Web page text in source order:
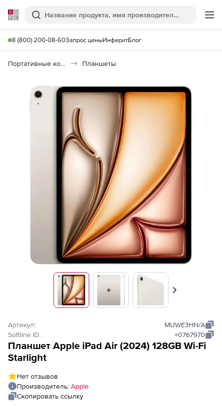
Softline
Поиск
8 (800) 200-08-60Запрос ценыИнферитБлог
Портативные компьютеры Планшеты
Вперед
Артикул:
MUWE3HN/A
Softline ID:
+0767970
Планшет Apple iPad Air (2024) 128GB Wi-Fi
Starlight
Нет отзывов
Производитель: Apple
Скопировать ссылку